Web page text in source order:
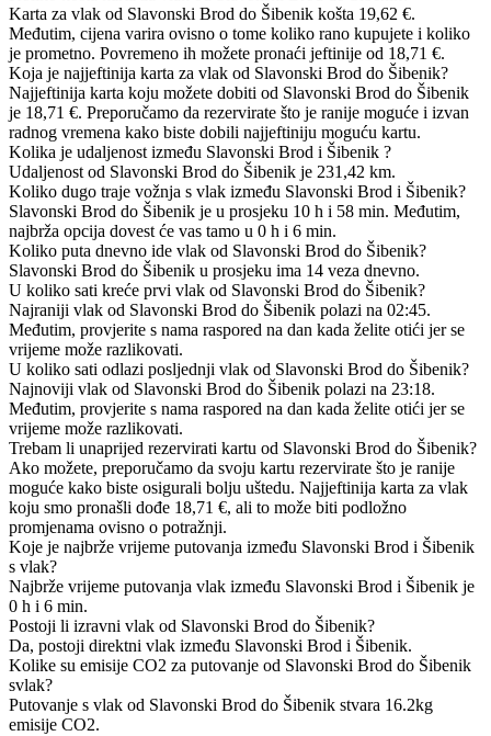
Karta za vlak od Slavonski Brod do Šibenik košta 19,62 €.
Međutim, cijena varira ovisno o tome koliko rano kupujete i koliko
je prometno. Povremeno ih možete pronaći jeftinije od 18,71 €.
Koja je najjeftinija karta za vlak od Slavonski Brod do Šibenik?
Najjeftinija karta koju možete dobiti od Slavonski Brod do Šibenik
je 18,71 €. Preporučamo da rezervirate što je ranije moguće i izvan
radnog vremena kako biste dobili najjeftiniju moguću kartu.
Kolika je udaljenost između Slavonski Brod i Šibenik ?
Udaljenost od Slavonski Brod do Šibenik je 231,42 km.
Koliko dugo traje vožnja s vlak između Slavonski Brod i Šibenik?
Slavonski Brod do Šibenik je u prosjeku 10 h i 58 min. Međutim,
najbrža opcija dovest će vas tamo u 0 h i 6 min.
Koliko puta dnevno ide vlak od Slavonski Brod do Šibenik?
Slavonski Brod do Šibenik u prosjeku ima 14 veza dnevno.
U koliko sati kreće prvi vlak od Slavonski Brod do Šibenik?
Najraniji vlak od Slavonski Brod do Šibenik polazi na 02:45.
Međutim, provjerite s nama raspored na dan kada želite otići jer se
vrijeme može razlikovati.
U koliko sati odlazi posljednji vlak od Slavonski Brod do Šibenik?
Najnoviji vlak od Slavonski Brod do Šibenik polazi na 23:18.
Međutim, provjerite s nama raspored na dan kada želite otići jer se
vrijeme može razlikovati.
Trebam li unaprijed rezervirati kartu od Slavonski Brod do Šibenik?
Ako možete, preporučamo da svoju kartu rezervirate što je ranije
moguće kako biste osigurali bolju uštedu. Najjeftinija karta za vlak
koju smo pronašli dođe 18,71 €, ali to može biti podložno
promjenama ovisno o potražnji.
Koje je najbrže vrijeme putovanja između Slavonski Brod i Šibenik
s vlak?
Najbrže vrijeme putovanja vlak između Slavonski Brod i Šibenik je
0 h i 6 min.
Postoji li izravni vlak od Slavonski Brod do Šibenik?
Da, postoji direktni vlak između Slavonski Brod i Šibenik.
Kolike su emisije CO2 za putovanje od Slavonski Brod do Šibenik
svlak?
Putovanje s vlak od Slavonski Brod do Šibenik stvara 16.2kg
emisije CO2.